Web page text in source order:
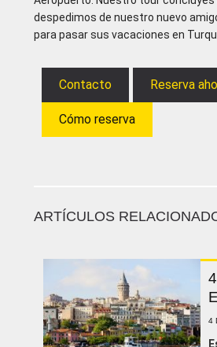
despedimos de nuestro nuevo
para pasar sus vacaciones en
Contacto Reserva
Cómo reserva
ARTÍCULOS
4